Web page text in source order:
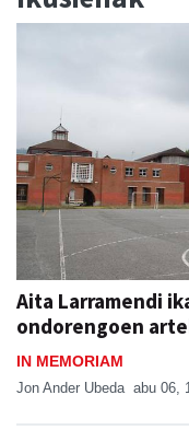
Aita Larramendi
ondorengoen
IN MEMORIAM
Jon Ander Ubeda